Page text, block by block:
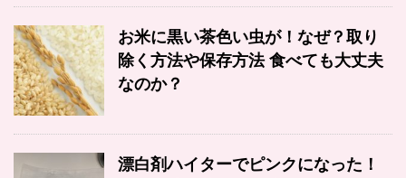
お米に黒い茶色い虫が！なぜ？取り
除く方法や保存方法 食べても大丈夫
なのか？
漂白剤ハイターでピンクになった！